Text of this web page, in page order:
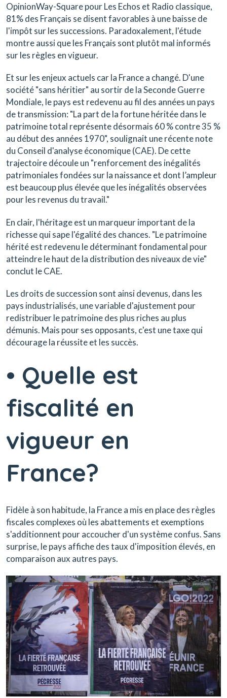
OpinionWay-Square pour Les Echos et Radio classique,
81% des Français se disent favorables à une baisse de
l'impôt sur les successions. Paradoxalement, l'étude
montre aussi que les Français sont plutôt mal informés
sur les règles en vigueur.
Et sur les enjeux actuels car la France a changé. D'une
société "sans héritier" au sortir de la Seconde Guerre
Mondiale, le pays est redevenu au fil des années un pays
de transmission: "La part de la fortune héritée dans le
patrimoine total représente désormais 60 % contre 35 %
au début des années 1970", soulignait une récente note
du Conseil d'analyse économique (CAE). De cette
trajectoire découle un "renforcement des inégalités
patrimoniales fondées sur la naissance et dont l’ampleur
est beaucoup plus élevée que les inégalités observées
pour les revenus du travail."
En clair, l'héritage est un marqueur important de la
richesse qui sape l'égalité des chances. "Le patrimoine
hérité est redevenu le déterminant fondamental pour
atteindre le haut de la distribution des niveaux de vie"
conclut le CAE.
Les droits de succession sont ainsi devenus, dans les
pays industrialisés, une variable d'ajustement pour
redistribuer le patrimoine des plus riches au plus
démunis. Mais pour ses opposants, c'est une taxe qui
décourage la réussite et les succès.
• Quelle est
fiscalité en
vigueur en
France?
Fidèle à son habitude, la France a mis en place des règles
fiscales complexes où les abattements et exemptions
s'additionnent pour accoucher d'un système confus. Sans
surprise, le pays affiche des taux d'imposition élevés, en
comparaison aux autres pays.